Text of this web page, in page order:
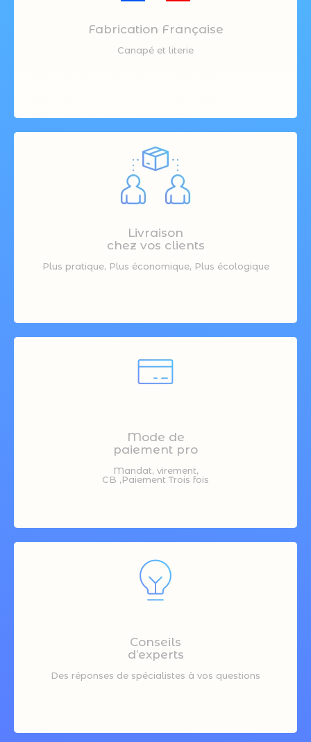
Fabrication Française
Canapé et literie
Livraison
chez vos clients
Plus pratique, Plus économique, Plus écologique
Mode de
paiement pro
Mandat, virement,
CB ,Paiement Trois fois
Conseils
d’experts
Des réponses de spécialistes à vos questions